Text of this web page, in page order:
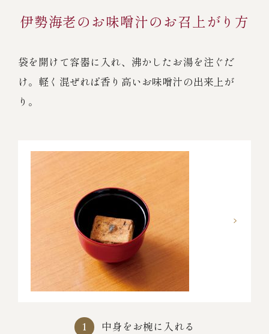
伊勢海老のお味噌汁のお召上がり方
袋を開けて容器に入れ、沸かしたお湯を注ぐだ
け。 軽く混ぜれば香り高いお味噌汁の出来上が
り。
1 中身をお椀に入れる